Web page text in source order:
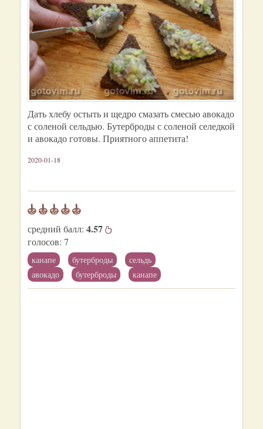
Дать хлебу остыть и щедро смазать смесью авокадо
с соленой сельдью. Бутерброды с соленой селедкой
и авокадо готовы. Приятного аппетита!
2020-01-18
средний балл: 4.57
голосов: 7
канапе бутерброды
сельдь
авокадо
бутерброды канапе